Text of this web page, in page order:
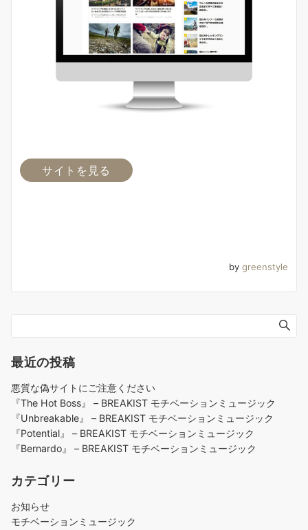
サイトを見る
by greenstyle
最近の投稿
悪質な偽サイトにご注意ください
『The Hot Boss』 – BREAKIST モチベーションミュージック
『Unbreakable』 – BREAKIST モチベーションミュージック
『Potential』 – BREAKIST モチベーションミュージック
『Bernardo』 – BREAKIST モチベーションミュージック
カテゴリー
お知らせ
モチベーションミュージック